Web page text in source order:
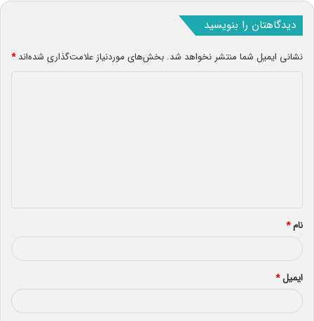
دیدگاهتان را بنویسید
نشانی ایمیل شما منتشر نخواهد شد. بخش‌های موردنیاز علامت‌گذاری شده‌اند*
*
نام*
ایمیل*